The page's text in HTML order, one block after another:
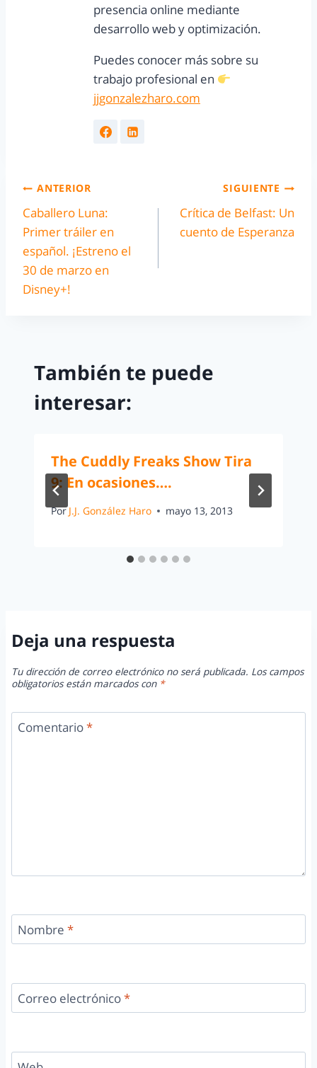
presencia online mediante
desarrollo web y optimización.
Puedes conocer más sobre su
trabajo profesional en
jjgonzalezharo.com
ANTERIOR
Caballero Luna:
Primer tráiler en
español. ¡Estreno el
30 de marzo en
Disney+!
SIGUIENTE
Crítica de Belfast: Un
cuento de Esperanza
También te puede
interesar:
The Cuddly Freaks Show Tira
9: En ocasiones….
Por J.J. González Haro mayo 13, 2013
Deja una respuesta
Tu dirección de correo electrónico no será publicada. Los campos
obligatorios están marcados con *
Comentario*
Nombre *
Correo electrónico*